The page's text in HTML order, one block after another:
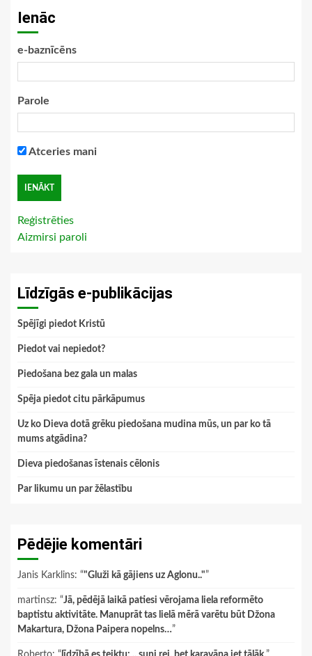
Ienāc
e-baznīcēns
Parole
Atceries mani
Reģistrēties
Aizmirsi paroli
Līdzīgās e-publikācijas
Spējīgi piedot Kristū
Piedot vai nepiedot?
Piedošana bez gala un malas
Spēja piedot citu pārkāpumus
Uz ko Dieva dotā grēku piedošana mudina mūs, un par ko tā
mums atgādina?
Dieva piedošanas īstenais cēlonis
Par likumu un par žēlastību
Pēdējie komentāri
Janis Karklins: “"Gluži kā gājiens uz Aglonu.."”
martinsz: “Jā, pēdējā laikā patiesi vērojama liela reformēto
baptistu aktivitāte. Manuprāt tas lielā mērā varētu būt Džona
Makartura, Džona Paipera nopelns…”